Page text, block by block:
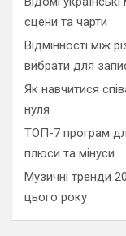
сцени та чарти
Відмінності між
вибрати для
Як навчитися
нуля
ТОП-7 програм
плюси та мінуси
Музичні тренди
цього року